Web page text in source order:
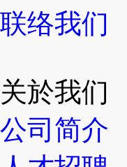
联络我们
关於我们
公司简介